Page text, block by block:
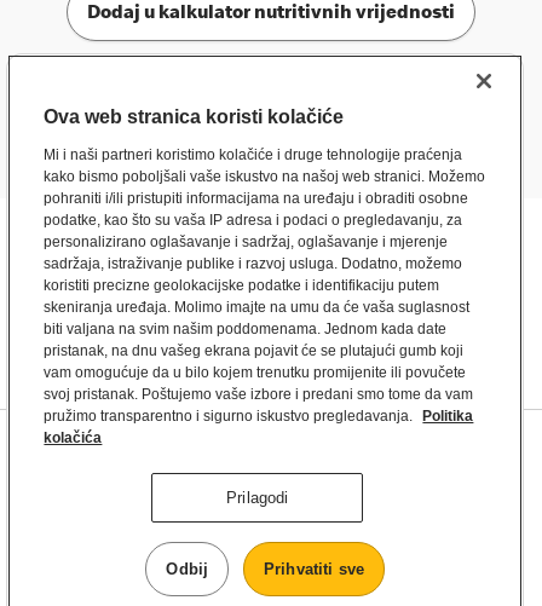
Dodaj u kalkulator nutritivnih vrijednosti
Cjenici Nutritivne vrijednosti i alergeni
McDonald's © 2026.
Ova web stranica koristi kolačiće
Mi i naši partneri koristimo kolačiće i druge tehnologije praćenja
kako bismo poboljšali vaše iskustvo na našoj web stranici. Možemo
pohraniti i/ili pristupiti informacijama na uređaju i obraditi osobne
podatke, kao što su vaša IP adresa i podaci o pregledavanju, za
personalizirano oglašavanje i sadržaj, oglašavanje i mjerenje
sadržaja, istraživanje publike i razvoj usluga. Dodatno, možemo
koristiti precizne geolokacijske podatke i identifikaciju putem
skeniranja uređaja. Molimo imajte na umu da će vaša suglasnost
biti valjana na svim našim poddomenama. Jednom kada date
pristanak, na dnu vašeg ekrana pojavit će se plutajući gumb koji
vam omogućuje da u bilo kojem trenutku promijenite ili povučete
svoj pristanak. Poštujemo vaše izbore i predani smo tome da vam
pružimo transparentno i sigurno iskustvo pregledavanja.
Politika
kolačića
Prilagodi
Odbij Prihvatiti sve